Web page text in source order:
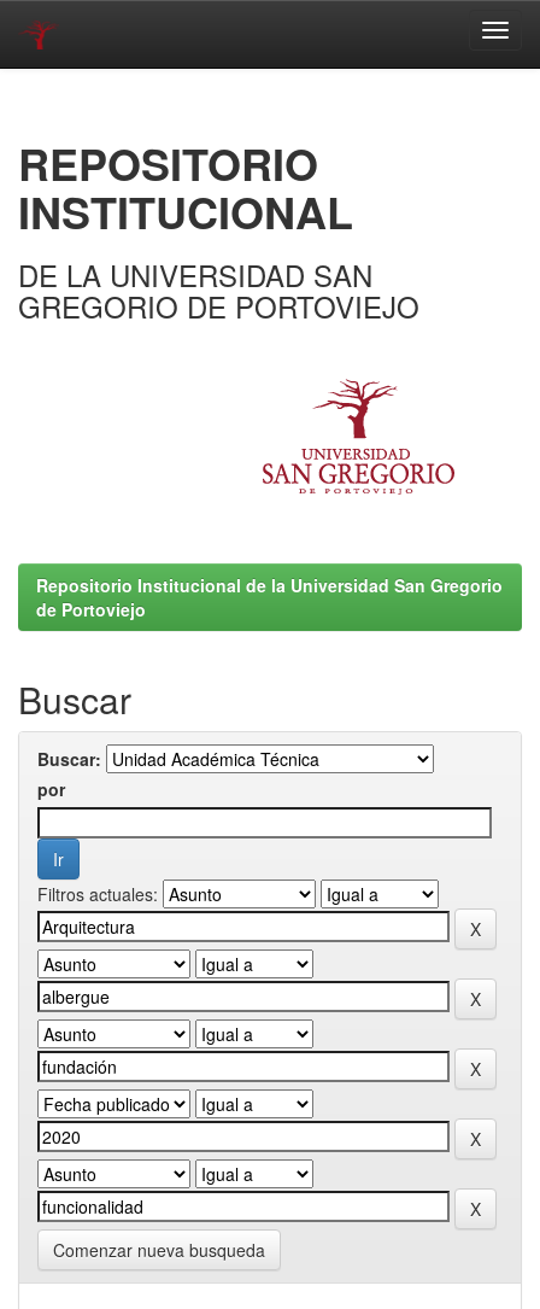
REPOSITORIO
INSTITUCIONAL
DE LA UNIVERSIDAD SAN
GREGORIO DE PORTOVIEJO
Repositorio Institucional de la Universidad San Gregorio
de Portoviejo
Buscar
Buscar:
por
Filtros actuales:
Comenzar nueva busqueda